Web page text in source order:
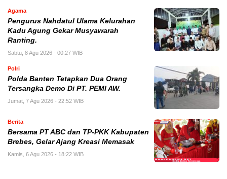
Agama
Pengurus Nahdatul Ulama Kelurahan
Kadu Agung Gekar Musyawarah
Ranting.
Sabtu, 8 Agu 2026 - 00:27 WIB
Polri
Polda Banten Tetapkan Dua Orang
Tersangka Demo Di PT. PEMI AW.
Jumat, 7 Agu 2026 - 22:52 WIB
Berita
Bersama PT ABC dan TP-PKK Kabupaten
Brebes, Gelar Ajang Kreasi Memasak
Kamis, 6 Agu 2026 - 18:22 WIB